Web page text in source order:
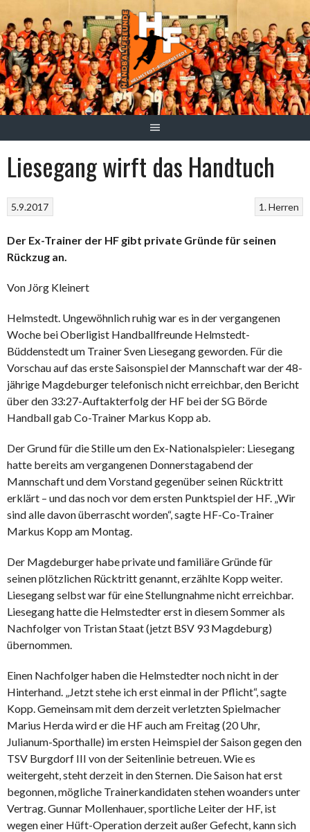
zum
Inhalt
Liesegang wirft das Handtuch
1. Herren
5.9.2017
Der Ex-Trainer der HF gibt private Gründe für seinen
Rückzug an.
Von Jörg Kleinert
Helmstedt. Ungewöhnlich ruhig war es in der vergangenen
Woche bei Oberligist Handballfreunde Helmstedt-
Büddenstedt um Trainer Sven Liesegang geworden. Für die
Vorschau auf das erste Saisonspiel der Mannschaft war der 48-
jährige Magdeburger telefonisch nicht erreichbar, den Bericht
über den 33:27-Auftakterfolg der HF bei der SG Börde
Handball gab Co-Trainer Markus Kopp ab.
Der Grund für die Stille um den Ex-Nationalspieler: Liesegang
hatte bereits am vergangenen Donnerstagabend der
Mannschaft und dem Vorstand gegenüber seinen Rücktritt
erklärt – und das noch vor dem ersten Punktspiel der HF. „Wir
sind alle davon überrascht worden“, sagte HF-Co-Trainer
Markus Kopp am Montag.
Der Magdeburger habe private und familiäre Gründe für
seinen plötzlichen Rücktritt genannt, erzählte Kopp weiter.
Liesegang selbst war für eine Stellungnahme nicht erreichbar.
Liesegang hatte die Helmstedter erst in diesem Sommer als
Nachfolger von Tristan Staat (jetzt BSV 93 Magdeburg)
übernommen.
Einen Nachfolger haben die Helmstedter noch nicht in der
Hinterhand. „Jetzt stehe ich erst einmal in der Pflicht“, sagte
Kopp. Gemeinsam mit dem derzeit verletzten Spielmacher
Marius Herda wird er die HF auch am Freitag (20 Uhr,
Julianum-Sporthalle) im ersten Heimspiel der Saison gegen den
TSV Burgdorf III von der Seitenlinie betreuen. Wie es
weitergeht, steht derzeit in den Sternen. Die Saison hat erst
begonnen, mögliche Trainerkandidaten stehen woanders unter
Vertrag. Gunnar Mollenhauer, sportliche Leiter der HF, ist
wegen einer Hüft-Operation derzeit außer Gefecht, kann sich